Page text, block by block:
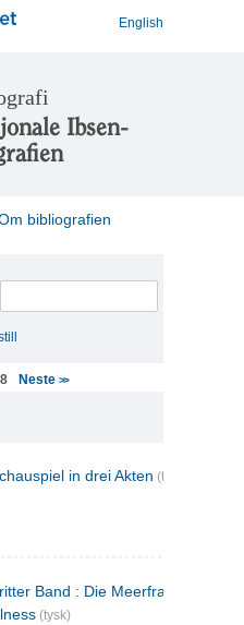
English
Ibsen-
bibliografien
Neste >>
in drei Akten (tysk)
Band : Die Meerfrau ; Hedda
(tysk)